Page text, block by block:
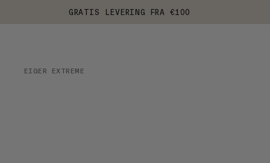
GRATIS LEVERING FRA €100
EIGER EXTREME